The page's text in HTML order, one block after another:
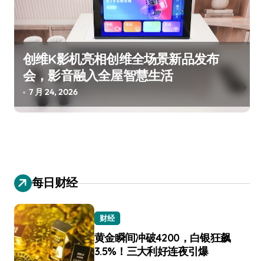
创维K影机亮相创维全场景新品发布
会，影音融入全屋智慧生活
7 月 24, 2026
每日财经
财经
黄金瞬间冲破4200，白银狂飙
3.5%！三大利好连夜引爆